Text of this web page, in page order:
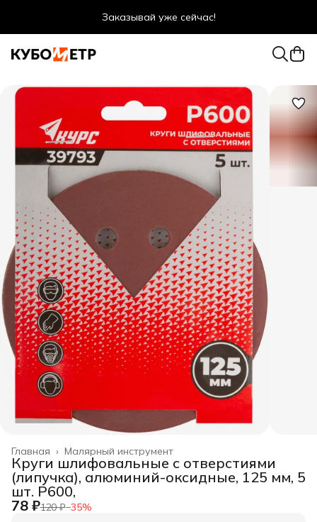
Малярный инструмент
Главная ›
Круги шлифовальные с отверстиями
(липучка), алюминий-оксидные, 125 мм, 5
шт. Р600,
78 ₽120 ₽−35%